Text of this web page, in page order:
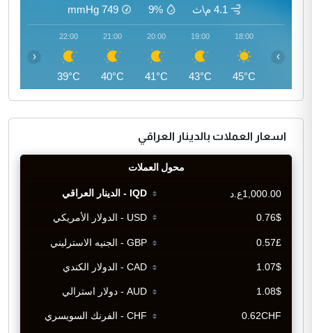
4.1 م\ث 9%
749
mmHg
18:00
45°C
19:00
43°C
20:00
41°C
21:00
40°C
22:00
39°C
‹ ›
اسعار العملات بالدينار العراقي